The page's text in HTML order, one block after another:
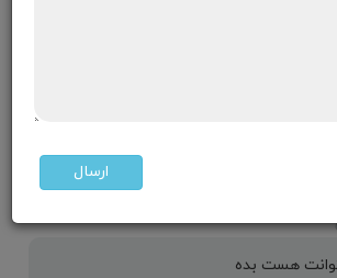
هست بده
ارسال